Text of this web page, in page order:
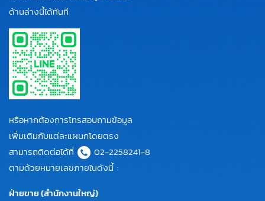
ด้านล่างนี้ได้ทันที
หรือหากต้องการโทรสอบถามข้อมูล
เพิ่มเติมกับแต่ละแผนกโดยตรง
สามารถติดต่อได้ที่
02-2258241-8
ตามด้วยหมายเลขภายในดังนี้ :
ฝ่ายขาย (สำนักงานใหญ่)